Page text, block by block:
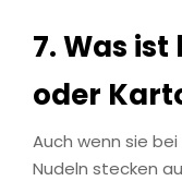
7. Was
oder
Auch wenn sie
Nudeln stecken